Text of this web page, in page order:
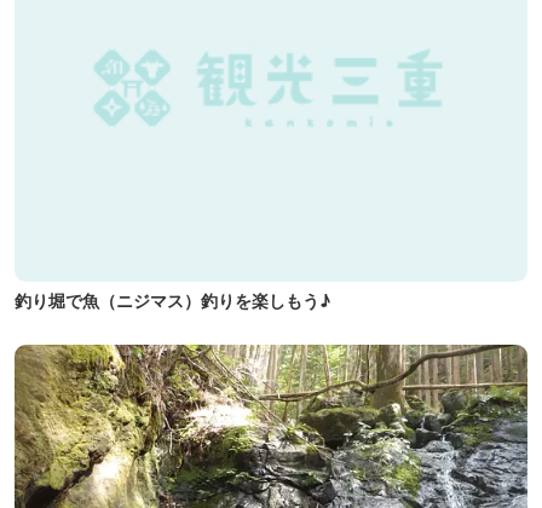
釣り堀で魚（ニジマス）釣りを楽しもう♪